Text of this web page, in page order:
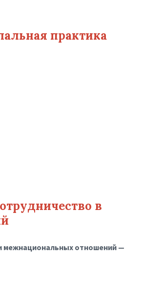
практика
в
межнациональных отношений —